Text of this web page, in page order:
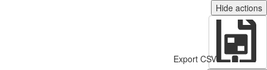
Hide
Export CSV